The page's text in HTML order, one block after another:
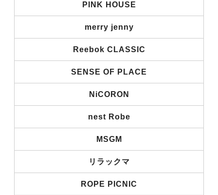
PINK HOUSE
merry jenny
Reebok CLASSIC
SENSE OF PLACE
NiCORON
nest Robe
MSGM
リラックマ
ROPE PICNIC